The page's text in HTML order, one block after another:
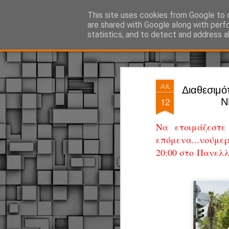
JUL
12
Να
20:00 στο
This site uses cookies from Google to
are shared with Google along with
statistics, and to detect and address
ΔΗΜΟΤΙΚΗ ΑΣΤΥΝΟΜΙΑ, τα νέα!